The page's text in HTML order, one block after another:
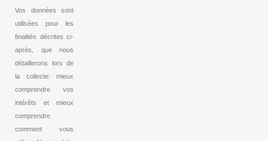
Vos données sont
utilisées pour les
finalités décrites ci-
après, que nous
détaillerons lors de
la collecte: mieux
comprendre vos
intérêts et mieux
comprendre
comment vous